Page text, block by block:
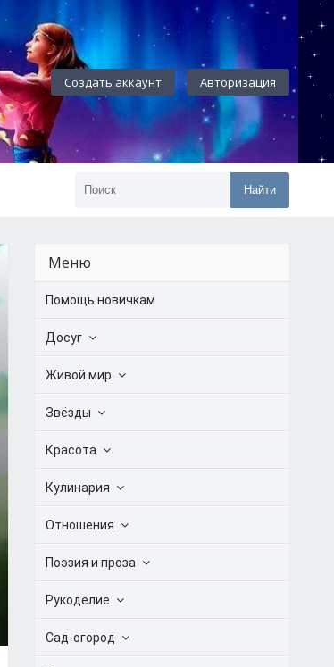
Создать аккаунт Авторизация
Найти
Меню
Помощь новичкам
Досуг
Живой мир
Звёзды
Красота
Кулинария
Отношения
Поэзия и проза
Рукоделие
Сад-огород